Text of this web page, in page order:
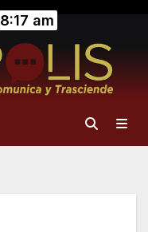
8:17 am